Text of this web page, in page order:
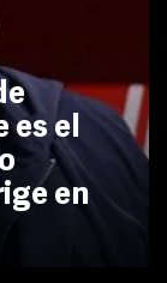
es el
en